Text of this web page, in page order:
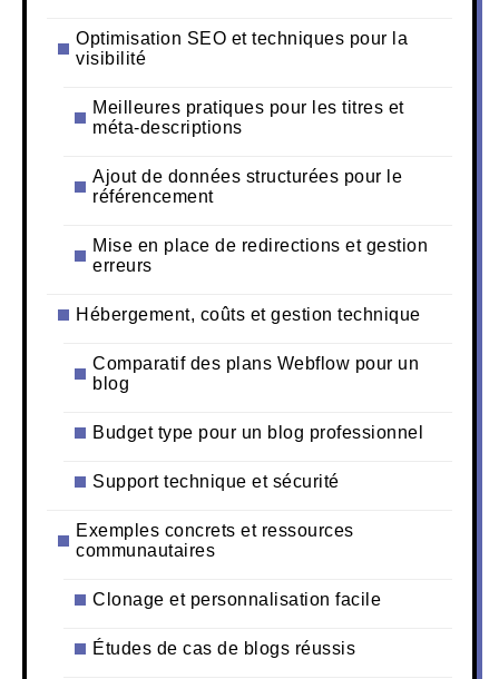
Optimisation SEO et techniques pour la
visibilité
Meilleures pratiques pour les titres et
méta-descriptions
Ajout de données structurées pour le
référencement
Mise en place de redirections et gestion
erreurs
Hébergement, coûts et gestion technique
Comparatif des plans Webflow pour un
blog
Budget type pour un blog professionnel
Support technique et sécurité
Exemples concrets et ressources
communautaires
Clonage et personnalisation facile
Études de cas de blogs réussis